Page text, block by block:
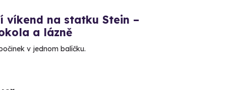
víkend na statku Stein –
a lázně
v jednom balíčku.